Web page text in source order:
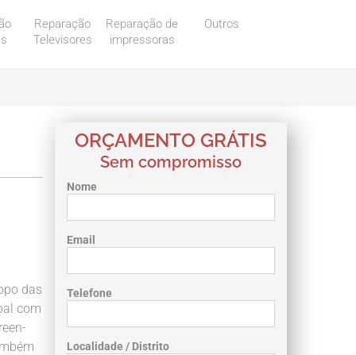
Reparação
Televisores
Reparação de
impressoras
Outros
das
com
ORÇAMENTO GRÁTIS
Sem compromisso
Nome
Email
Telefone
Localidade / Distrito